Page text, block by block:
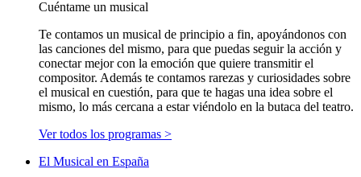
Cuéntame un musical
Te contamos un musical de principio a fin, apoyándonos con
las canciones del mismo, para que puedas seguir la acción y
conectar mejor con la emoción que quiere transmitir el
compositor. Además te contamos rarezas y curiosidades sobre
el musical en cuestión, para que te hagas una idea sobre el
mismo, lo más cercana a estar viéndolo en la butaca del teatro.
Ver todos los programas >
El Musical en España